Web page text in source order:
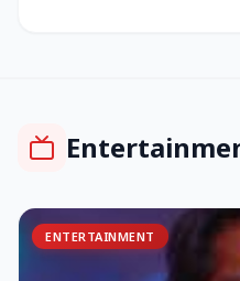
ENTERTAINMENT